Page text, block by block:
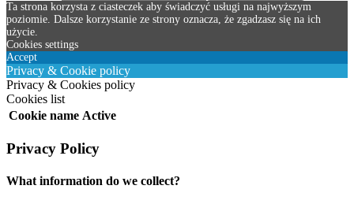
Ta strona korzysta z ciasteczek aby świadczyć usługi na najwyższym
poziomie. Dalsze korzystanie ze strony oznacza, że zgadzasz się na ich
użycie.
Cookies settings
Accept
Privacy & Cookie policy
Privacy & Cookies policy
Cookies list
Cookie name Active
Privacy Policy
What information do we collect?